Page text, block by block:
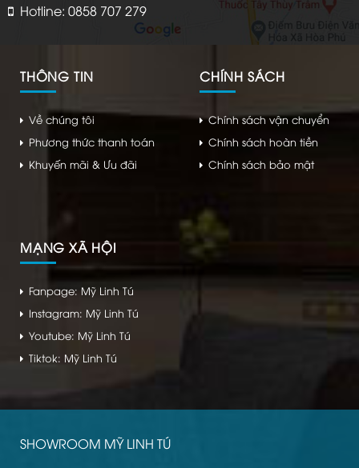
Hotline: 0858 707 279
THÔNG TIN
Về chúng tôi
Phương thức thanh toán
Khuyến mãi & Ưu đãi
CHÍNH SÁCH
Chính sách vận chuyển
Chính sách hoàn tiền
Chính sách bảo mật
MẠNG XÃ HỘI
Fanpage: Mỹ Linh Tú
Instagram: Mỹ Linh Tú
Youtube: Mỹ Linh Tú
Tiktok: Mỹ Linh Tú
SHOWROOM MỸ LINH TÚ